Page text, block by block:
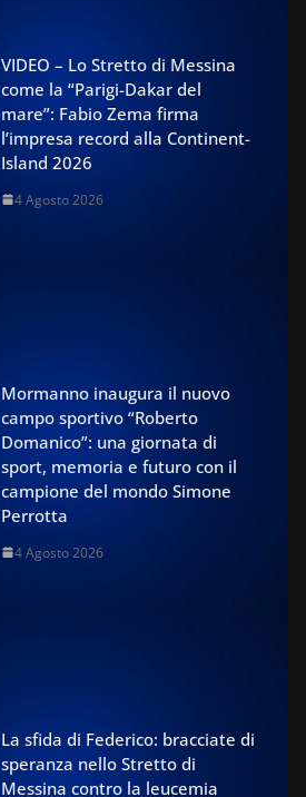
VIDEO – Lo Stretto di Messina
come la “Parigi-Dakar del
mare”: Fabio Zema firma
l’impresa record alla Continent-
Island 2026
4 Agosto 2026
Mormanno inaugura il nuovo
campo sportivo “Roberto
Domanico”: una giornata di
sport, memoria e futuro con il
campione del mondo Simone
Perrotta
4 Agosto 2026
La sfida di Federico: bracciate di
speranza nello Stretto di
Messina contro la leucemia